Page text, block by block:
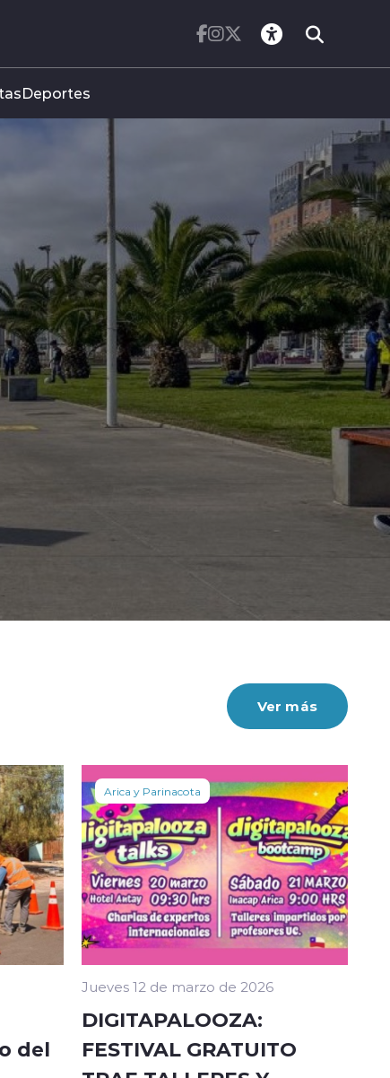
Deportes
Ver más
del
Arica y Parinacota
Jueves 12 de marzo de 2026
DIGITAPALOOZA:
FESTIVAL GRATUITO